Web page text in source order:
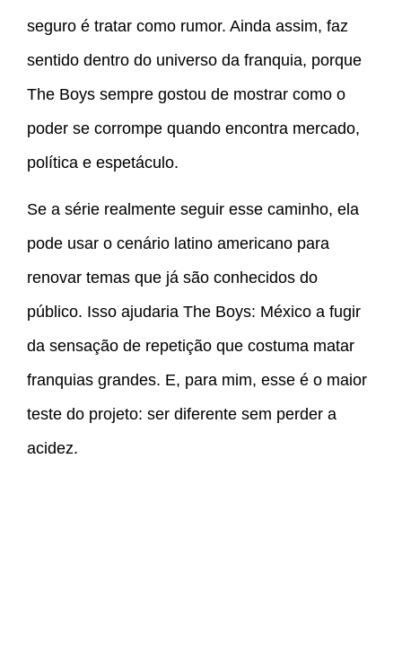
seguro é tratar como rumor. Ainda assim, faz
sentido dentro do universo da franquia, porque
The Boys sempre gostou de mostrar como o
poder se corrompe quando encontra mercado,
política e espetáculo.
Se a série realmente seguir esse caminho, ela
pode usar o cenário latino americano para
renovar temas que já são conhecidos do
público. Isso ajudaria The Boys: México a fugir
da sensação de repetição que costuma matar
franquias grandes. E, para mim, esse é o maior
teste do projeto: ser diferente sem perder a
acidez.